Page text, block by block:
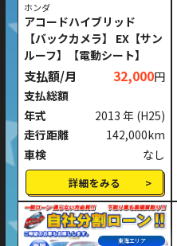
ホンダ
アコードハイブリッド
【バックカメラ】 EX【サン
ルーフ】【電動シート】
支払額/月 32,000円
支払総額
年式
2013 年 (H25)
走行距離
142,000km
車検
なし
詳細をみる
東海エリア